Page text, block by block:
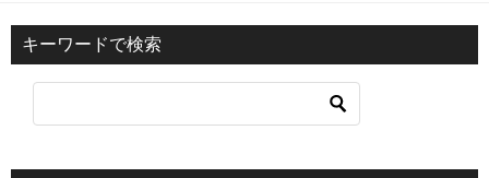
キーワードで検索